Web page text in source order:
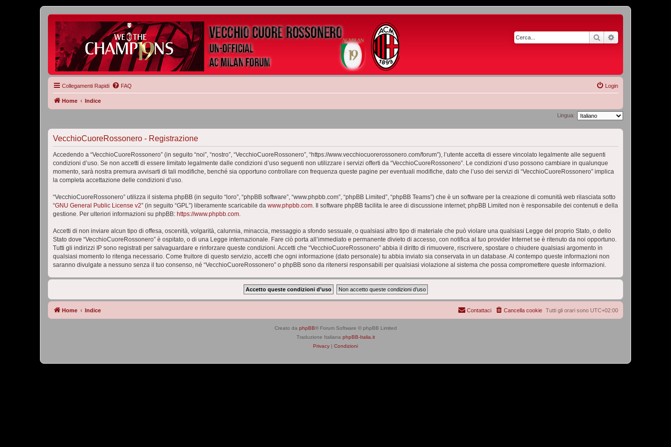
Cerca
Collegamenti Rapidi FAQ Login
Home Indice
Lingua:
VecchioCuoreRossonero - Registrazione
Accedendo a “VecchioCuoreRossonero” (in seguito “noi”, “nostro”, “VecchioCuoreRossonero”, “https://www.vecchiocuorerossonero.com/forum”), l’utente accetta di essere vincolato legalmente alle seguenti
condizioni d’uso. Se non accetti di essere limitato legalmente dalle condizioni d’uso seguenti non utilizzare i servizi offerti da “VecchioCuoreRossonero”. Le condizioni d’uso possono cambiare in qualunque
momento, sarà nostra premura avvisarti di tali modifiche, benché sia opportuno controllare con frequenza queste pagine per eventuali modifiche, dato che l’uso dei servizi di “VecchioCuoreRossonero” implica
la completa accettazione delle condizioni d’uso.
“VecchioCuoreRossonero” utilizza il sistema phpBB (in seguito “loro”, “phpBB software”, “www.phpbb.com”, “phpBB Limited”, “phpBB Teams”) che è un software per la creazione di comunità web rilasciata sotto
“GNU General Public License v2” (in seguito “GPL”) liberamente scaricabile da www.phpbb.com . Il software phpBB facilita le aree di discussione internet; phpBB Limited non è responsabile dei contenuti e della
gestione. Per ulteriori informazioni su phpBB: https://www.phpbb.com
Accetti di non inviare alcun tipo di offesa, oscenità, volgarità, calunnia, minaccia, messaggio a sfondo sessuale, o qualsiasi altro tipo di materiale che può violare una qualsiasi Legge del proprio Stato, o dello
Stato dove “VecchioCuoreRossonero” è ospitato, o di una Legge internazionale. Fare ciò porta all’immediato e permanente divieto di accesso, con notifica al tuo provider Internet se è ritenuto da noi opportuno.
Tutti gli indirizzi IP sono registrati per salvaguardare e rinforzare queste condizioni. Accetti che “VecchioCuoreRossonero” abbia il diritto di rimuovere, riscrivere, spostare o chiudere qualsiasi argomento in
qualsiasi momento lo ritenga necessario. Come fruitore di questo servizio, accetti che ogni informazione (dato personale) tu abbia inviato sia conservata in un database. Al contempo queste informazioni non
saranno divulgate a nessuno senza il tuo consenso, né “VecchioCuoreRossonero” o phpBB sono da ritenersi responsabili per qualsiasi violazione al sistema che possa compromettere queste informazioni.
Home Indice Tutti gli orari sono UTC+02:00
Cancella cookie
Contattaci
Creato da phpBB® Forum Software © phpBB Limited
Traduzione Italiana phpBB-Italia.it
Privacy | Condizioni